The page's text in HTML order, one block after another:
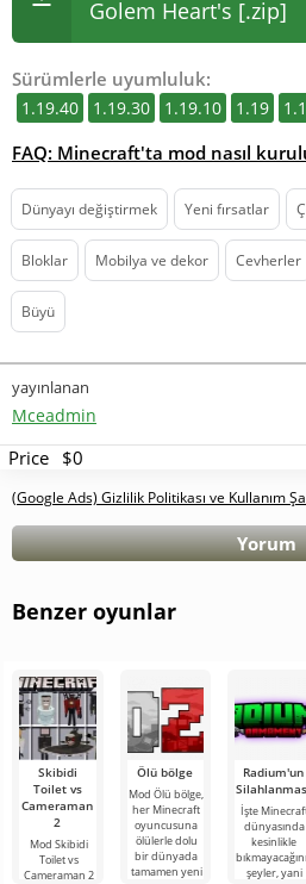
Golem Heart's [.zip]
Sürümlerle uyumluluk:
1.19.40 1.19.30 1.19.10 1.19
FAQ: Minecraft'ta mod nasıl
Dünyayı değiştirmek Yeni fırsatlar
Bloklar Mobilya ve dekor Cevherler
Büyü
yayınlanan
Mceadmin
Price $0
(Google Ads) Gizlilik Politikası ve Kullanım
Yorum
Benzer oyunlar
Skibidi
Toilet vs
Cameraman
2
Mod Skibidi
Toilet vs
Cameraman 2
Ölü bölge
Mod Ölü bölge,
her Minecraft
oyuncusuna
ölülerle dolu
bir dünyada
tamamen yeni
Radium'un
İşte
dünyasında
kesinlikle
şeyler, yani